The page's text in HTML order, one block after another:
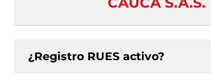
¿Registro RUES activo?